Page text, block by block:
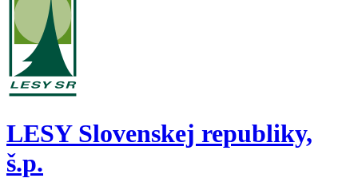
LESY Slovenskej republiky,
š.p.